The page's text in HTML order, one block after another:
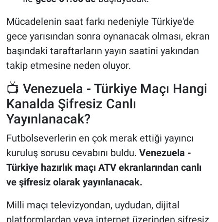
Mücadelenin saat farkı nedeniyle Türkiye'de
gece yarısından sonra oynanacak olması, ekran
başındaki taraftarların yayın saatini yakından
takip etmesine neden oluyor.
📺 Venezuela - Türkiye Maçı Hangi
Kanalda Şifresiz Canlı
Yayınlanacak?
Futbolseverlerin en çok merak ettiği yayıncı
kuruluş sorusu cevabını buldu. Venezuela -
Türkiye hazırlık maçı ATV ekranlarından canlı
ve şifresiz olarak yayınlanacak.
Milli maçı televizyondan, uydudan, dijital
platformlardan veya internet üzerinden şifresiz